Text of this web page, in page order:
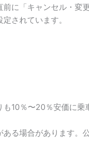
に「キャンセル・変
されています。
10％〜20％安価に乗
る場合があります。